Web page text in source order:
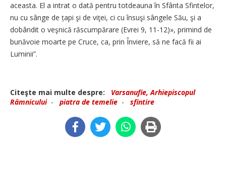
aceasta. El a intrat o dată pentru totdeauna în Sfânta Sfintelor,
nu cu sânge de țapi şi de viţei, ci cu însuşi sângele Său, şi a
dobândit o veşnică răscumpărare (Evrei 9, 11-12)», primind de
bunăvoie moarte pe Cruce, ca, prin Înviere, să ne facă fii ai
Luminii”.
Citeşte mai multe despre:
Varsanufie, Arhiepiscopul
Râmnicului- piatra de temelie - sfintire